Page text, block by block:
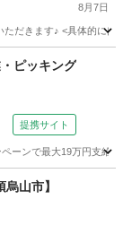
8月7日
ただきます♪ <具体的
ピッキング
提携サイト
ーンで最大19万円支
山市】